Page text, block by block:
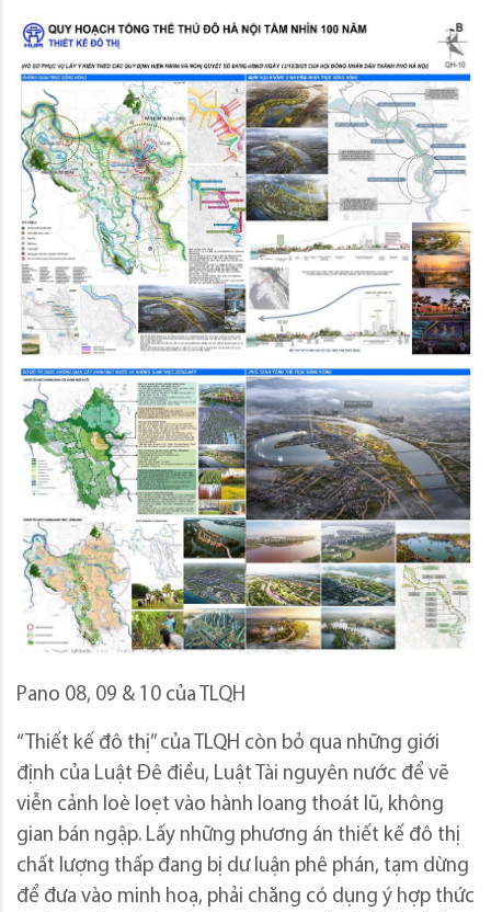
Pano 08, 09 & 10 của TLQH
“Thiết kế đô thị” của TLQH còn bỏ qua những giới
định của Luật Đê điều, Luật Tài nguyên nước để vẽ
viễn cảnh loè loẹt vào hành loang thoát lũ, không
gian bán ngập. Lấy những phương án thiết kế đô thị
chất lượng thấp đang bị dư luận phê phán, tạm dừng
để đưa vào minh hoạ, phải chăng có dụng ý hợp thức